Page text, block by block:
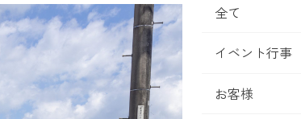
全て
イベント行事
お客様